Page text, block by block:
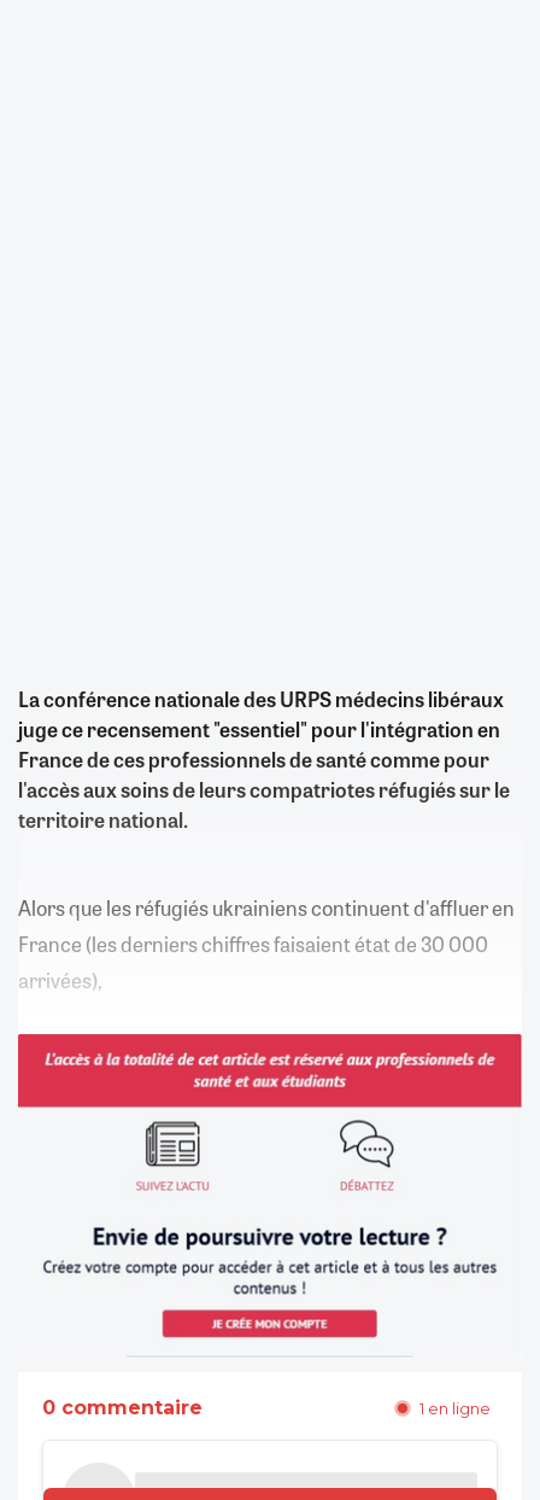
La conférence nationale des URPS médecins libéraux
juge ce recensement "essentiel" pour l'intégration en
France de ces professionnels de santé comme pour
l'accès aux soins de leurs compatriotes réfugiés sur le
territoire national.
Alors que les réfugiés ukrainiens continuent d'affluer en
France (les derniers chiffres faisaient état de 30 000
arrivées),
0 commentaire 1 en ligne